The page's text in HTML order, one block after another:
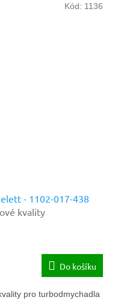
- 1102-017-438
kvality
Do košíku
pro turbodmychadla
Kód: 1136